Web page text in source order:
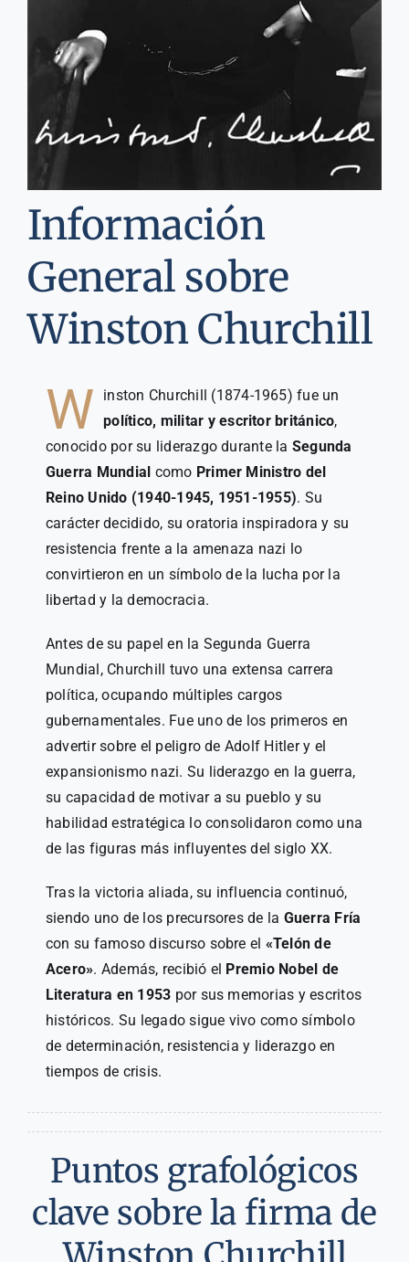
Información
General sobre
Winston Churchill
W
inston Churchill (1874-1965) fue un
político, militar y escritor británico,
conocido por su liderazgo durante la Segunda
Guerra Mundial como Primer Ministro del
Reino Unido (1940-1945, 1951-1955). Su
carácter decidido, su oratoria inspiradora y su
resistencia frente a la amenaza nazi lo
convirtieron en un símbolo de la lucha por la
libertad y la democracia.
Antes de su papel en la Segunda Guerra
Mundial, Churchill tuvo una extensa carrera
política, ocupando múltiples cargos
gubernamentales. Fue uno de los primeros en
advertir sobre el peligro de Adolf Hitler y el
expansionismo nazi. Su liderazgo en la guerra,
su capacidad de motivar a su pueblo y su
habilidad estratégica lo consolidaron como una
de las figuras más influyentes del siglo XX.
Tras la victoria aliada, su influencia continuó,
siendo uno de los precursores de la Guerra Fría
con su famoso discurso sobre el «Telón de
Acero». Además, recibió el Premio Nobel de
Literatura en 1953 por sus memorias y escritos
históricos. Su legado sigue vivo como símbolo
de determinación, resistencia y liderazgo en
tiempos de crisis.
Puntos grafológicos
clave sobre la firma de